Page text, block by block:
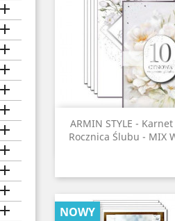










ARMIN STYLE - Karnet
Rocznica Ślubu - MIX
Szybki
NOWY